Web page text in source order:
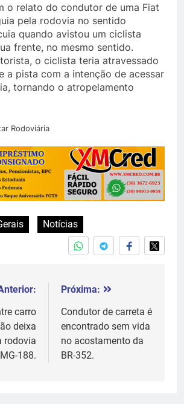
o relato do condutor de uma Fiat
pela rodovia no sentido
quando avistou um ciclista
frente, no mesmo sentido.
o ciclista teria atravessado
a pista com a intenção de acessar
tornando o atropelamento
Rodoviária
Notícias
carro
deixa
rodovia
MG-188.
Próxima:
Condutor de carreta é
encontrado sem vida
no acostamento da
BR-352.